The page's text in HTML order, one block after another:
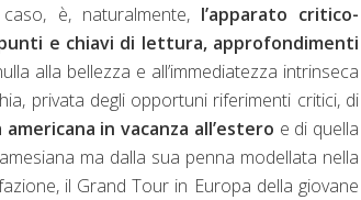
è, naturalmente, l’apparato critico-
e chiavi di lettura, approfondimenti
alla bellezza e all’immediatezza intrinseca
privata degli opportuni riferimenti critici, di
in vacanza all’estero e di quella
ma dalla sua penna modellata nella
il Grand Tour in Europa della giovane